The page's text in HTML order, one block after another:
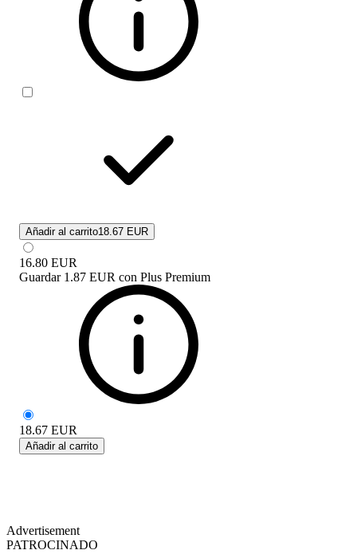
Añadir al carrito18.67 EUR
16.80 EUR
Guardar 1.87 EUR con Plus Premium
18.67 EUR
Añadir al carrito
Advertisement
PATROCINADO